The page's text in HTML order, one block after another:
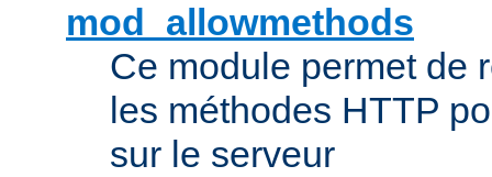
mod_allowmethods
Ce module permet de
les méthodes HTTP
sur le serveur